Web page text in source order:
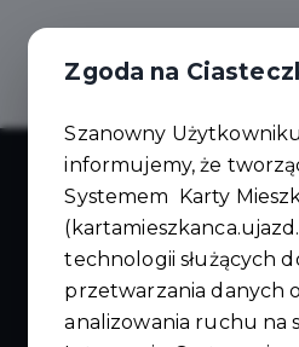
Mega- Drwal
Zgoda na
Szanowny
informujemy, że
Systemem Karty
technologii służących
przetwarzania danych
analizowania ruchu na